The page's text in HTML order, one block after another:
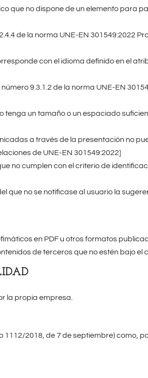
que no dispone de un elemento para
de la norma UNE-EN 301549:2022
con el idioma definido en el
9.3.1.2 de la norma UNE-EN
tenga un tamaño o un espaciado
a través de la presentación no
de UNE-EN 301549:2022]
no cumplen con el criterio de
no se notificase al usuario la
en PDF u otros formatos
de terceros que no estén bajo el
la propia empresa.
2018, de 7 de septiembre) como,